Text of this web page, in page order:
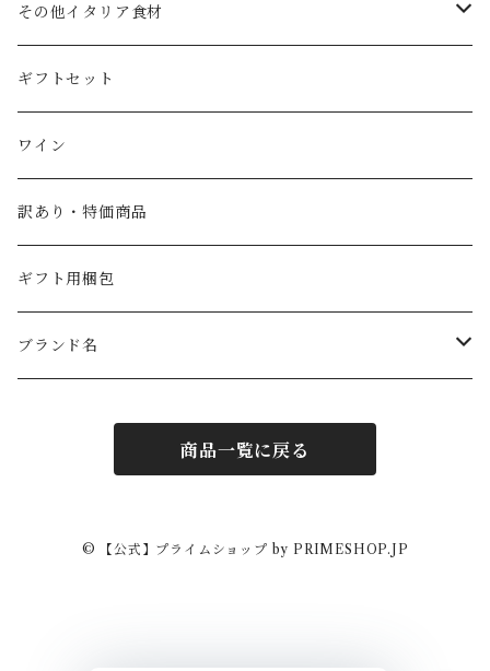
国産エキストラバージンオリーブオイル
その他調味料（コンディメント）
スペイン産ワインビネガー
イタリア産ワインビネガー
コーヒー豆
紅茶・ハーブティー
その他イタリア食材
トマト
塩
パスタ
ギフトセット
ワイン
訳あり・特価商品
ギフト用梱包
ブランド名
フォンドモンテベロ
ラルスティケッラ
商品一覧に戻る
© 【公式】プライムショップ by PRIMESHOP.JP